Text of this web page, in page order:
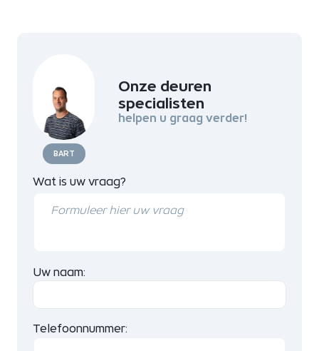
BART
Onze deuren
specialisten
helpen u graag verder!
Wat is uw vraag?
Uw naam:
Telefoonnummer: